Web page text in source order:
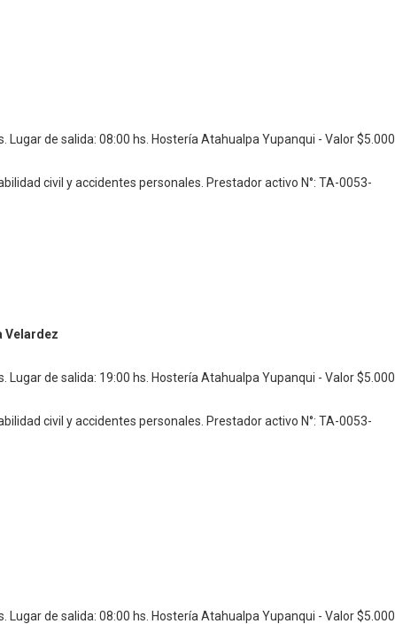
Lugar de salida: 08:00 hs. Hostería Atahualpa Yupanqui - Valor $5.000
civil y accidentes personales. Prestador activo N°: TA-0053-
Velardez
Lugar de salida: 19:00 hs. Hostería Atahualpa Yupanqui - Valor $5.000
civil y accidentes personales. Prestador activo N°: TA-0053-
Lugar de salida: 08:00 hs. Hostería Atahualpa Yupanqui - Valor $5.000